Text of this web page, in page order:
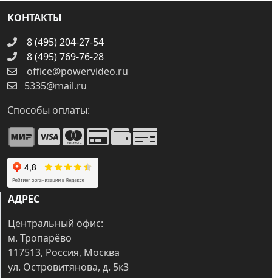
КОНТАКТЫ
8 (495) 204-27-54
8 (495) 769-76-28
office@powervideo.ru
5335@mail.ru
Способы оплаты:
АДРЕС
Центральный офис:
м. Тропарёво
117513, Россия, Москва
ул. Островитянова, д. 5к3